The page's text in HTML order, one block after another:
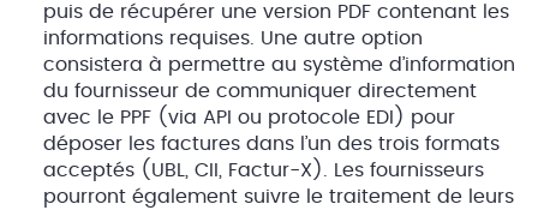
puis de récupérer une version PDF contenant les
informations requises. Une autre option
consistera à permettre au système d’information
du fournisseur de communiquer directement
avec le PPF (via API ou protocole EDI) pour
déposer les factures dans l’un des trois formats
acceptés (UBL, CII, Factur-X). Les fournisseurs
pourront également suivre le traitement de leurs